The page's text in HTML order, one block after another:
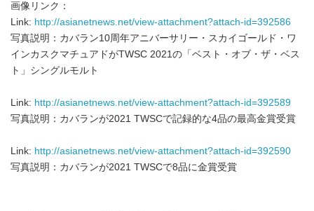
画像リンク：
Link: http://asianetnews.net/view-attachment?attach-id=392586
写真説明：カバラン10周年アニバーサリー・スカイゴールド・ワ
インカスクマチュアドがTWSC 2021の「ベスト・オブ・ザ・ベス
ト」シングルモルト
Link: http://asianetnews.net/view-attachment?attach-id=392589
写真説明：カバランが2021 TWSCで記録的な4品の最高金賞受賞
Link: http://asianetnews.net/view-attachment?attach-id=392590
写真説明：カバランが2021 TWSCで8品に金賞受賞